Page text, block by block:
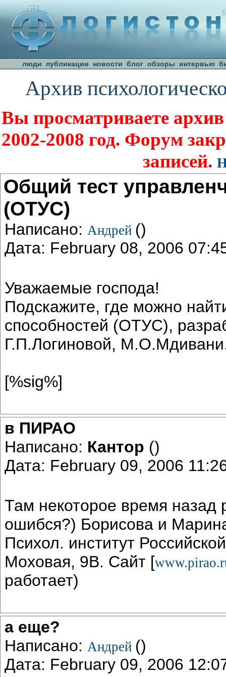
люди публикации новости блог обзоры интервью
Архив
Вы просматриваете
2002-2008 год. Форум
записей.
Общий тест
(ОТУС)
Написано: Андрей ()
Дата: February 08, 2006
Уважаемые господа!
Подскажите, где можно
способностей (ОТУС),
Г.П.Логиновой,
[%sig%]
в ПИРАО
Написано: Кантор ()
Дата: February 09, 2006
Там некоторое время
ошибся?) Борисова и
Психол. институт
Моховая, 9В. Сайт [
работает)
а еще?
Написано: Андрей ()
Дата: February 09, 2006